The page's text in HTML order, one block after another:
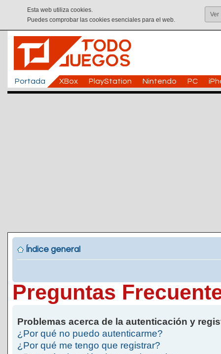
Esta web utiliza cookies.
Puedes comprobar las cookies esenciales para el web.
Ver
Portada XBox PlayStation Nintendo PC
Índice general
Preguntas
Problemas acerca de la autenticación y
¿Por qué no puedo autenticarme?
¿Por qué me tengo que registrar?